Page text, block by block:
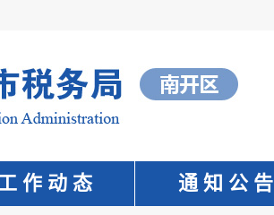
作 动 态 通 知 公 告